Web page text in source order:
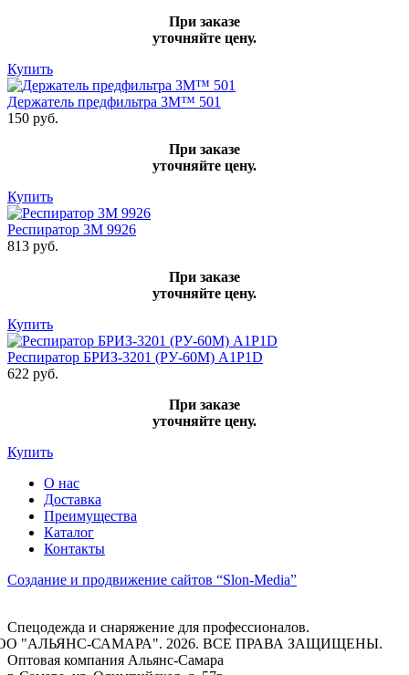
При заказе
уточняйте цену.
Купить
Держатель предфильтра 3М™ 501
150 руб.
При заказе
уточняйте цену.
Купить
Респиратор 3М 9926
813 руб.
При заказе
уточняйте цену.
Купить
Респиратор БРИЗ-3201 (РУ-60М) А1Р1D
622 руб.
При заказе
уточняйте цену.
Купить
О нас
Доставка
Преимущества
Каталог
Контакты
Создание и продвижение сайтов “Slon-Media”
Спецодежда и снаряжение для профессионалов.
"АЛЬЯНС-САМАРА". 2026. ВСЕ ПРАВА ЗАЩИЩЕНЫ.
Оптовая компания Альянс-Самара